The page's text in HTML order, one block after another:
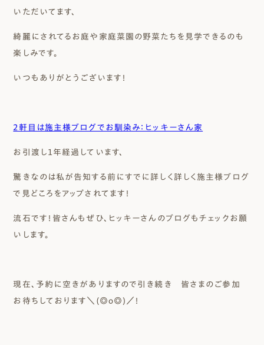
いただいてます、
綺麗にされてるお庭や家庭菜園の野菜たちを見学できるのも
楽しみです。
いつもありがとうございます！
２軒目は施主様ブログでお馴染み：ヒッキーさん家
お引渡し１年経過しています、
驚きなのは私が告知する前にすでに詳しく詳しく施主様ブログ
で見どころをアップされてます！
流石です！皆さんもぜひ、ヒッキーさんのブログもチェックお願
いします。
現在、予約に空きがありますので引き続き 皆さまのご参加
お待ちしております＼(◎o◎)／！